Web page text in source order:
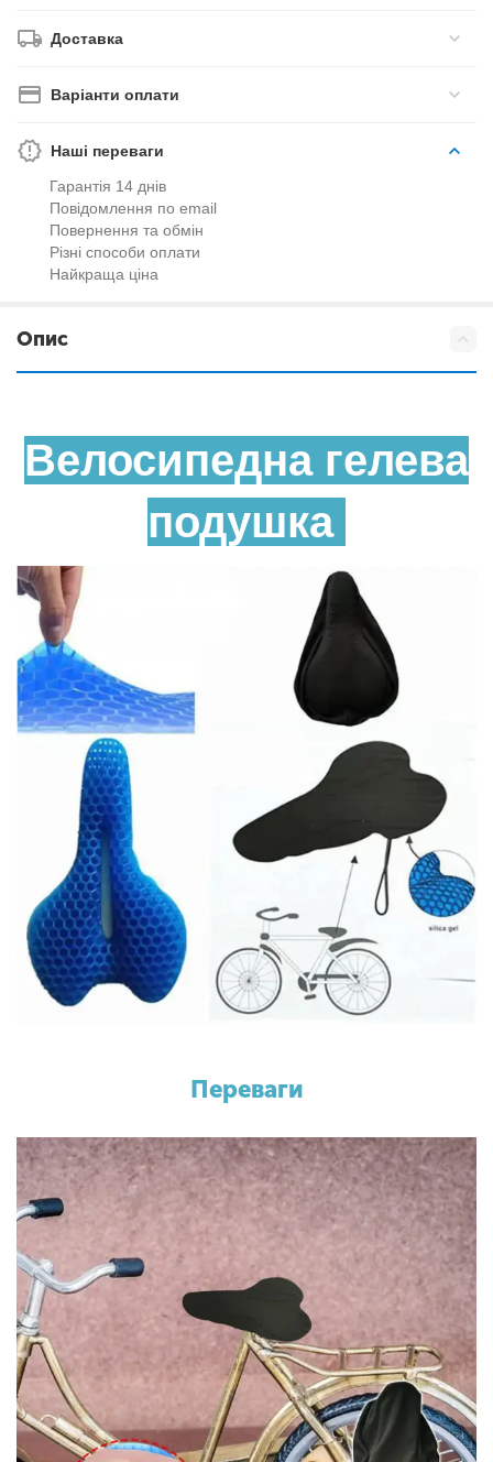
Доставка
Варіанти оплати
Наші переваги
Гарантія 14 днів
Повідомлення по email
Повернення та обмін
Різні способи оплати
Найкраща ціна
Опис
Велосипедна гелева
подушка
Переваги